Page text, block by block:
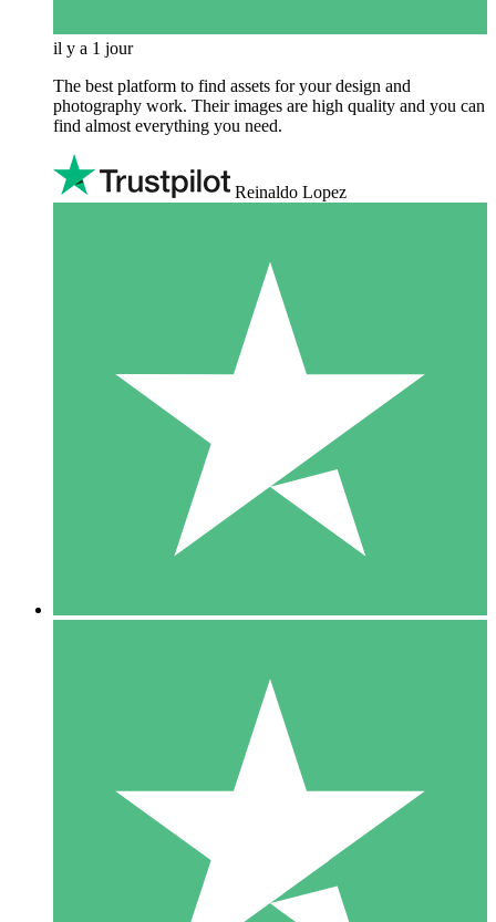
il y a 1 jour
The best platform to find assets for your design and
photography work. Their images are high quality and you can
find almost everything you need.
Reinaldo Lopez